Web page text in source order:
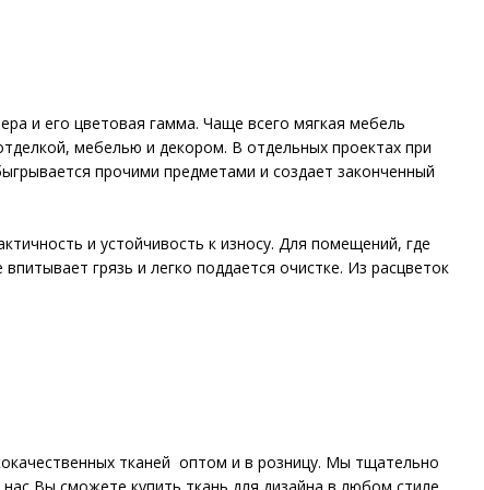
и его цветовая гамма. Чаще всего мягкая мебель
мебелью и декором. В отдельных проектах при
прочими предметами и создает законченный
и устойчивость к износу. Для помещений, где
грязь и легко поддается очистке. Из расцветок
тканей оптом и в розницу. Мы тщательно